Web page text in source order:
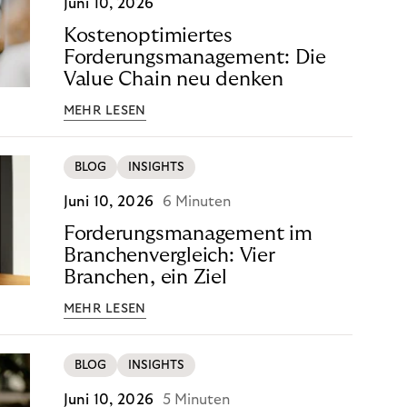
Juni 10, 2026
Kostenoptimiertes
Forderungsmanagement: Die
Value Chain neu denken
MEHR LESEN
BLOG INSIGHTS
Juni 10, 2026 6 Minuten
Forderungsmanagement im
Branchenvergleich: Vier
Branchen, ein Ziel
MEHR LESEN
BLOG INSIGHTS
Juni 10, 2026 5 Minuten